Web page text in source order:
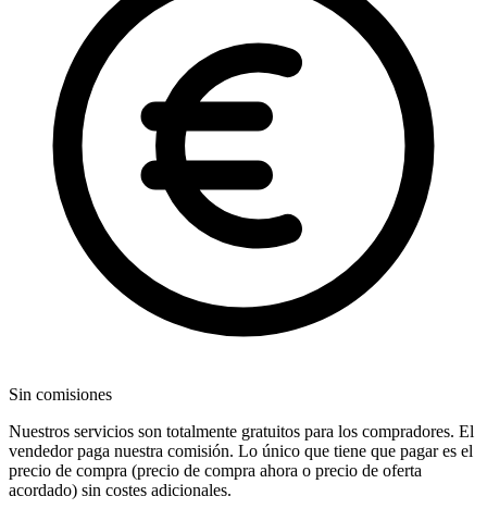
Sin comisiones
Nuestros servicios son totalmente gratuitos para los compradores. El
vendedor paga nuestra comisión. Lo único que tiene que pagar es el
precio de compra (precio de compra ahora o precio de oferta
acordado) sin costes adicionales.